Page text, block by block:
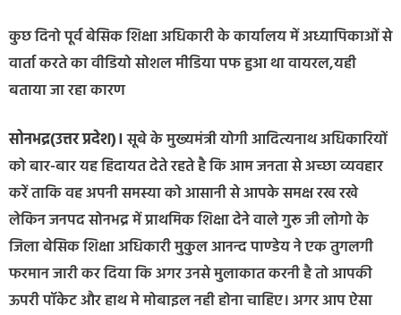
कुछ दिनो पूर्व बेसिक शिक्षा अधिकारी के कार्यालय में अध्यापिकाओं से
वार्ता करते का वीडियो सोशल मीडिया पफ हुआ था वायरल,यही
बताया जा रहा कारण
सोनभद्र(उत्तर प्रदेश)।सूबे के मुख्यमंत्री योगी आदित्यनाथ अधिकारियों
को बार-बार यह हिदायत देते रहते है कि आम जनता से अच्छा व्यवहार
करें ताकि वह अपनी समस्या को आसानी से आपके समक्ष रख रखे
लेकिन जनपद सोनभद्र में प्राथमिक शिक्षा देने वाले गुरू जी लोगो के
जिला बेसिक शिक्षा अधिकारी मुकुल आनन्द पाण्डेय ने एक तुगलगी
फरमान जारी कर दिया कि अगर उनसे मुलाकात करनी है तो आपकी
ऊपरी पॉकेट और हाथ मे मोबाइल नही होना चाहिए। अगर आप ऐसा